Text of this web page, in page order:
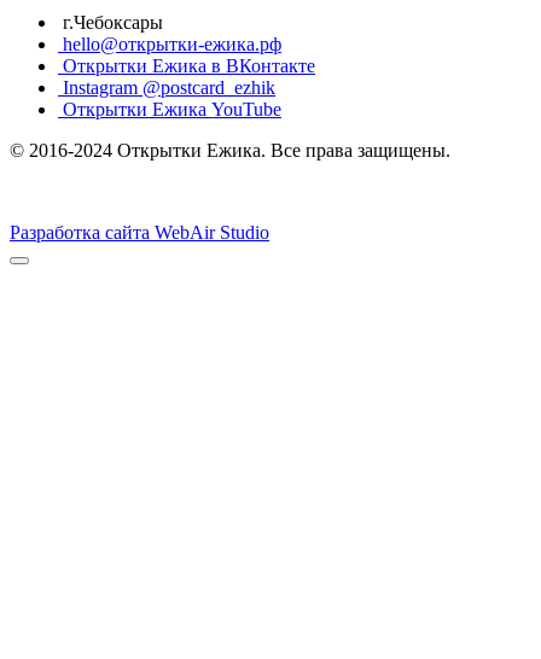
г.Чебоксары
hello@открытки-ежика.рф
Открытки Ежика в ВКонтакте
Instagram @postcard_ezhik
Открытки Ежика YouTube
© 2016-2024 Открытки Ежика. Все права защищены.
Разработка сайта WebAir Studio